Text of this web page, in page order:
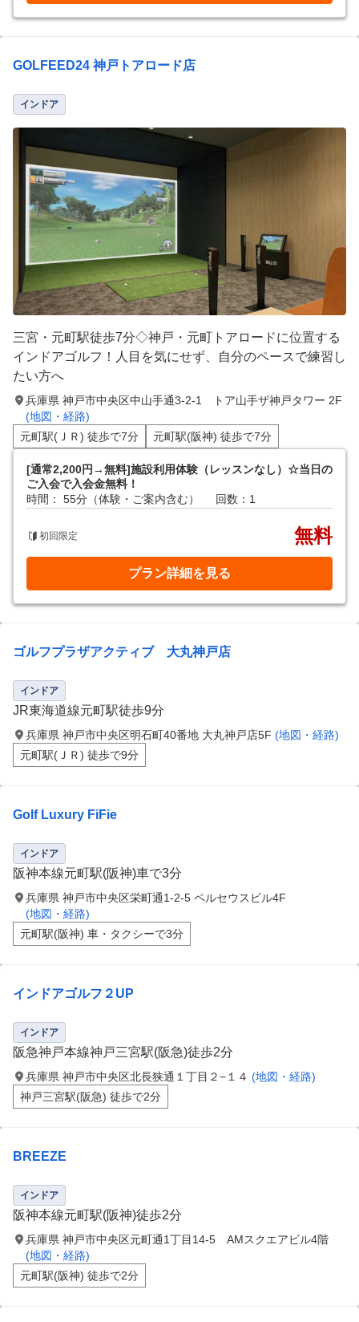
GOLFEED24 神戸トアロード店
インドア
三宮・元町駅徒歩7分◇神戸・元町トアロードに位置する
インドアゴルフ！人目を気にせず、自分のペースで練習し
たい方へ
兵庫県 神戸市中央区中山手通3-2-1 トア山手ザ神戸タワー 2F
(地図・経路)
元町駅(ＪＲ) 徒歩で7分
元町駅(阪神) 徒歩で7分
[通常2,200円→無料]施設利用体験（レッスンなし）☆当日の
ご入会で入会金無料！
時間： 55分（体験・ご案内含む）
回数：1
初回限定 無料
プラン詳細を見る
ゴルフプラザアクティブ 大丸神戸店
インドア
JR東海道線元町駅徒歩9分
兵庫県 神戸市中央区明石町40番地 大丸神戸店5F (地図・経路)
元町駅(ＪＲ) 徒歩で9分
Golf Luxury FiFie
インドア
阪神本線元町駅(阪神)車で3分
兵庫県 神戸市中央区栄町通1-2-5 ペルセウスビル4F
(地図・経路)
元町駅(阪神) 車・タクシーで3分
インドアゴルフ２UP
インドア
阪急神戸本線神戸三宮駅(阪急)徒歩2分
兵庫県 神戸市中央区北長狭通１丁目２−１４ (地図・経路)
神戸三宮駅(阪急) 徒歩で2分
BREEZE
インドア
阪神本線元町駅(阪神)徒歩2分
兵庫県 神戸市中央区元町通1丁目14-5 AMスクエアビル4階
(地図・経路)
元町駅(阪神) 徒歩で2分